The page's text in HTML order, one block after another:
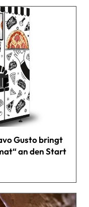
Gusto bringt
an den Start